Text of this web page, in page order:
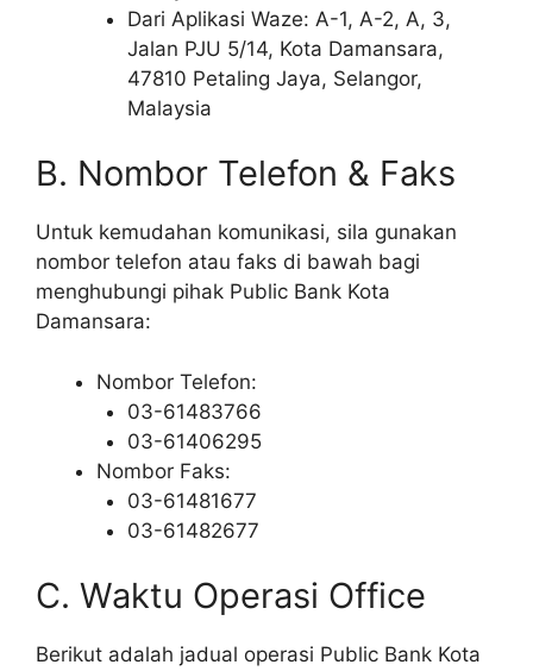
Dari Aplikasi Waze: A-1, A-2, A, 3,
Jalan PJU 5/14, Kota Damansara,
47810 Petaling Jaya, Selangor,
Malaysia
B. Nombor Telefon & Faks
Untuk kemudahan komunikasi, sila gunakan
nombor telefon atau faks di bawah bagi
menghubungi pihak Public Bank Kota
Damansara:
Nombor Telefon:
03-61483766
03-61406295
Nombor Faks:
03-61481677
03-61482677
C. Waktu Operasi Office
Berikut adalah jadual operasi Public Bank Kota